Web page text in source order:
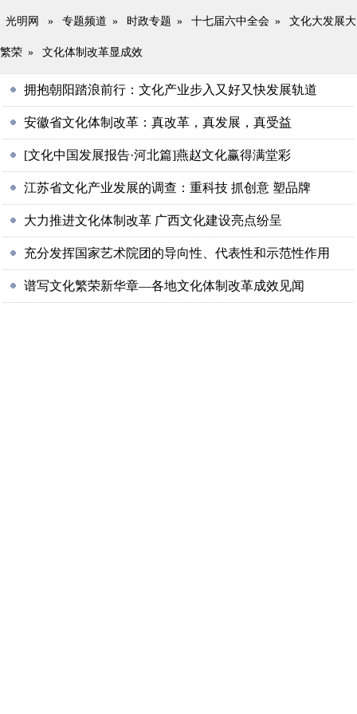
光明网 » 专题频道 » 时政专题 » 十七届六中全会 » 文化大发展大
繁荣 » 文化体制改革显成效
拥抱朝阳踏浪前行：文化产业步入又好又快发展轨道
安徽省文化体制改革：真改革，真发展，真受益
[文化中国发展报告·河北篇]燕赵文化赢得满堂彩
江苏省文化产业发展的调查：重科技 抓创意 塑品牌
大力推进文化体制改革 广西文化建设亮点纷呈
充分发挥国家艺术院团的导向性、代表性和示范性作用
谱写文化繁荣新华章—各地文化体制改革成效见闻